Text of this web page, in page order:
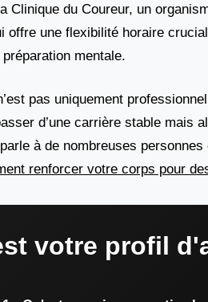
Clinique du Coureur, un
offre une flexibilité horaire
mentale.
pas uniquement
d’une carrière stable mais
à de nombreuses
renforcer votre corps pour
votre profil